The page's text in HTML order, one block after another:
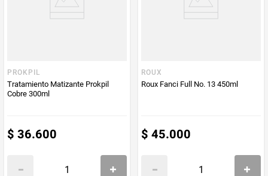
PROKPIL
Tratamiento Matizante Prokpil
Cobre 300ml
$ 36.600
ROUX
Roux Fanci Full No. 13 450ml
$ 45.000